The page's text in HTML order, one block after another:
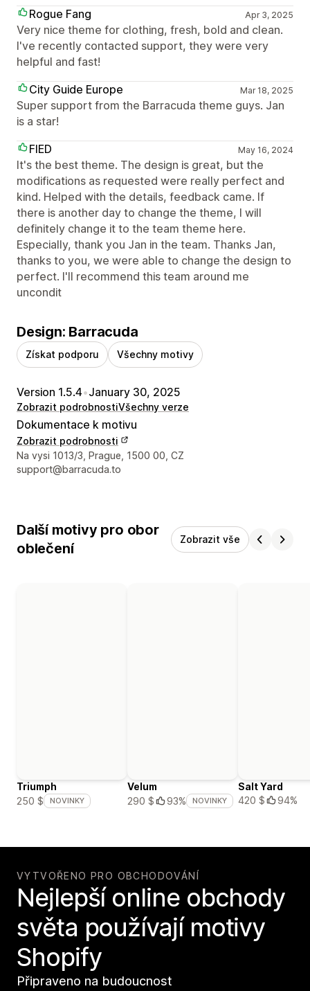
Rogue Fang Apr 3, 2025
Very nice theme for clothing, fresh, bold and clean.
I've recently contacted support, they were very
helpful and fast!
City Guide Europe
Mar 18, 2025
Super support from the Barracuda theme guys. Jan
is a star!
FIED
May 16, 2024
It's the best theme. The design is great, but the
modifications as requested were really perfect and
kind. Helped with the details, feedback came. If
there is another day to change the theme, I will
definitely change it to the team theme here.
Especially, thank you Jan in the team. Thanks Jan,
thanks to you, we were able to change the design to
perfect. I'll recommend this team around me
uncondit
Design: Barracuda
Získat podporu Všechny motivy
Version 1.5.4•January 30, 2025
Zobrazit podrobnostiVšechny verze
Dokumentace k motivu
Zobrazit podrobnosti
Kontaktní údaje designéra
Na vysi 1013/3, Prague, 1500 00, CZ
support@barracuda.to
Další motivy pro obor
oblečení
Zobrazit vše
Triumph
250 $
NOVINKY
Velum
290 $
93% NOVINKY
Salt Yard
420 $
94%
VYTVOŘENO PRO OBCHODOVÁNÍ
Nejlepší online obchody
světa používají motivy
Shopify
Připraveno na budoucnost